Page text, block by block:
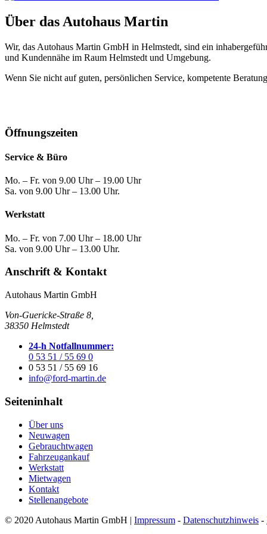
Über das Autohaus Martin
Wir, das Autohaus Martin GmbH in Helmstedt, sind ein
und Kundennähe im Raum Helmstedt und Umgebung.
Wenn Sie nicht auf guten, persönlichen Service, kompetente
Öffnungszeiten
Service & Büro
Mo. – Fr. von 9.00 Uhr – 19.00 Uhr
Sa. von 9.00 Uhr – 13.00 Uhr.
Werkstatt
Mo. – Fr. von 7.00 Uhr – 18.00 Uhr
Sa. von 9.00 Uhr – 13.00 Uhr.
Anschrift & Kontakt
Autohaus Martin GmbH
Von-Guericke-Straße 8,
38350 Helmstedt
24-h Notfallnummer:
0 53 51 / 55 69 0
0 53 51 / 55 69 16
info@ford-martin.de
Seiteninhalt
Über uns
Neuwagen
Gebrauchtwagen
Fahrzeugankauf
Werkstatt
Mietwagen
Kontakt
Stellenangebote
© 2020 Autohaus Martin GmbH | Impressum - Datenschutzhinweis -